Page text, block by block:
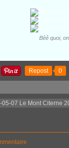
Bêê quoi,
Repost 0
05-07 Le Mont Citerne